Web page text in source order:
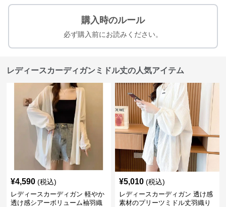
購入時のルール
必ず購入前にお読みください。
レディースカーディガンミドル丈の人気アイテム
¥4,590 (税込)
レディースカーディガン 軽やか
透け感シアーボリューム袖羽織
¥5,010 (税込)
レディースカーディガン 透け感
素材のプリーツミドル丈羽織り